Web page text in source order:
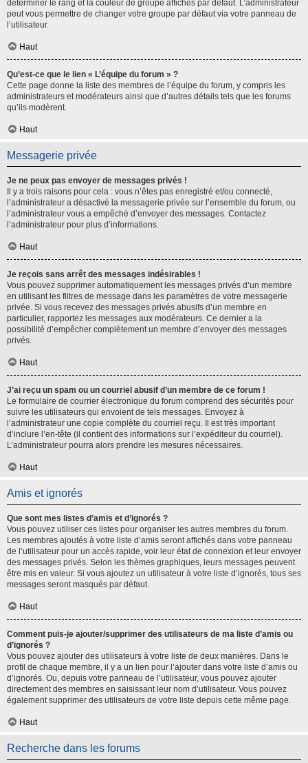
déterminer le rang et la couleur de groupe affichés par défaut. L’administrateur
peut vous permettre de changer votre groupe par défaut via votre panneau de
l’utilisateur.
Haut
Qu’est-ce que le lien « L’équipe du forum » ?
Cette page donne la liste des membres de l’équipe du forum, y compris les
administrateurs et modérateurs ainsi que d’autres détails tels que les forums
qu’ils modèrent.
Haut
Messagerie privée
Je ne peux pas envoyer de messages privés !
Il y a trois raisons pour cela : vous n’êtes pas enregistré et/ou connecté,
l’administrateur a désactivé la messagerie privée sur l’ensemble du forum, ou
l’administrateur vous a empêché d’envoyer des messages. Contactez
l’administrateur pour plus d’informations.
Haut
Je reçois sans arrêt des messages indésirables !
Vous pouvez supprimer automatiquement les messages privés d’un membre
en utilisant les filtres de message dans les paramètres de votre messagerie
privée. Si vous recevez des messages privés abusifs d’un membre en
particulier, rapportez les messages aux modérateurs. Ce dernier a la
possibilité d’empêcher complètement un membre d’envoyer des messages
privés.
Haut
J’ai reçu un spam ou un courriel abusif d’un membre de ce forum !
Le formulaire de courrier électronique du forum comprend des sécurités pour
suivre les utilisateurs qui envoient de tels messages. Envoyez à
l’administrateur une copie complète du courriel reçu. Il est très important
d’inclure l’en-tête (il contient des informations sur l’expéditeur du courriel).
L’administrateur pourra alors prendre les mesures nécessaires.
Haut
Amis et ignorés
Que sont mes listes d’amis et d’ignorés ?
Vous pouvez utiliser ces listes pour organiser les autres membres du forum.
Les membres ajoutés à votre liste d’amis seront affichés dans votre panneau
de l’utilisateur pour un accès rapide, voir leur état de connexion et leur envoyer
des messages privés. Selon les thèmes graphiques, leurs messages peuvent
être mis en valeur. Si vous ajoutez un utilisateur à votre liste d’ignorés, tous ses
messages seront masqués par défaut.
Haut
Comment puis-je ajouter/supprimer des utilisateurs de ma liste d’amis ou
d’ignorés ?
Vous pouvez ajouter des utilisateurs à votre liste de deux manières. Dans le
profil de chaque membre, il y a un lien pour l’ajouter dans votre liste d’amis ou
d’ignorés. Ou, depuis votre panneau de l’utilisateur, vous pouvez ajouter
directement des membres en saisissant leur nom d’utilisateur. Vous pouvez
également supprimer des utilisateurs de votre liste depuis cette même page.
Haut
Recherche dans les forums